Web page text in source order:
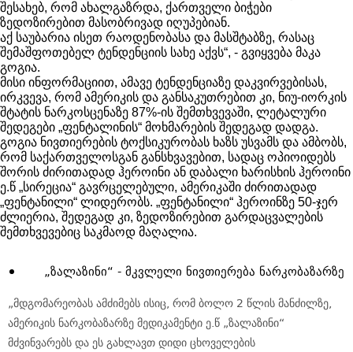
შესახებ, რომ ახალგაზრდა, ქართველი ბიჭები
ზედოზირებით მასობრივად იღუპებიან.
აქ საუბარია ისეთ რაოდენობასა და მასშტაბზე, რასაც
შემაშფოთებელ ტენდენციის სახე აქვს“, - გვიყვება მაკა
გოგია.
მისი ინფორმაციით, ამავე ტენდენციაზე დაკვირვებისას,
ირკვევა, რომ ამერიკის და განსაკუთრებით კი, ნიუ-იორკის
შტატის ნარკოსცენაზე 87%-ის შემთხვევაში, ლეტალური
შედეგები „ფენტალინის“ მოხმარების შედეგად დადგა.
გოგია ნივთიერების ტოქსიკურობას ხაზს უსვამს და ამბობს,
რომ საქართველოსგან განსხვავებით, სადაც ოპიოიდებს
შორის ძირითადად ჰეროინი ან დაბალი ხარისხის ჰეროინი
ე.წ „სირეცია“ გავრცელებული, ამერიკაში ძირითადად
„ფენტანილი“ ლიდერობს. „ფენტანილი“ ჰეროინზე 50-ჯერ
ძლიერია, შედეგად კი, ზედოზირებით გარდაცვალების
შემთხვევებიც საკმაოდ მაღალია.
„ზალაზინი“ - მკვლელი ნივთიერება ნარკობაზარზე
„მდგომარეობას ამძიმებს ისიც, რომ ბოლო 2 წლის მანძილზე,
ამერიკის ნარკობაზარზე მედიკამენტი ე.წ „ზალაზინი“
მძვინვარებს და ეს გახლავთ დიდი ცხოველების